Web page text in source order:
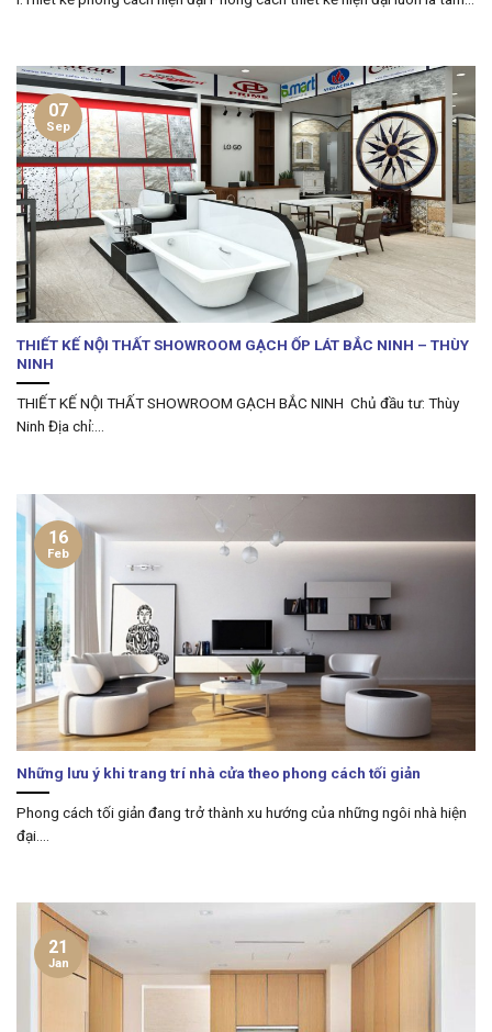
THIẾT KẾ NỘI THẤT SHOWROOM GẠCH ỐP LÁT BẮC NINH – THÙY
NINH
THIẾT KẾ NỘI THẤT SHOWROOM GẠCH BẮC NINH Chủ đầu tư: Thùy
Ninh Địa chỉ:...
07
Sep
Những lưu ý khi trang trí nhà cửa theo phong cách tối giản
Phong cách tối giản đang trở thành xu hướng của những ngôi nhà hiện
đại....
16
Feb
21
Jan